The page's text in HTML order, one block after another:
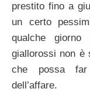
prestito fino a
un certo
qualche
giallorossi non è
che possa far
dell’affare.